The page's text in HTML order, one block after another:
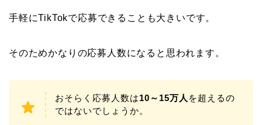
手軽にTikTokで応募できることも大きいです。
そのためかなりの応募人数になると思われます。
おそらく応募人数は10～15万人 を超えるの
ではないでしょうか。